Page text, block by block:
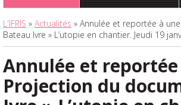
L'IFRIS » Actualités » Annulée et reportée à
Bateau Ivre » L’utopie en chantier. Jeudi 19
Annulée et
Projection du